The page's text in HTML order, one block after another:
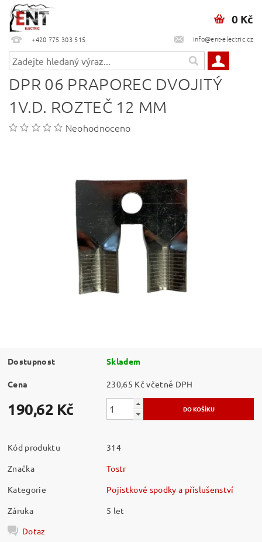
+420 775 303 515 info@ent-electric.cz
0 Kč
DPR 06 PRAPOREC DVOJITÝ
1V.D. ROZTEČ 12 MM
Neohodnoceno
Dostupnost Skladem
Cena 230,65 Kč včetně DPH
190,62 Kč
Kód produktu
314
Značka
Tostr
Kategorie
Pojistkové spodky a příslušenství
Záruka
5 let
Dotaz